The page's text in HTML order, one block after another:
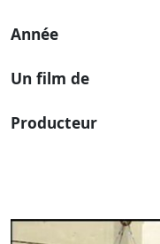
Année
Un film de
Producteur